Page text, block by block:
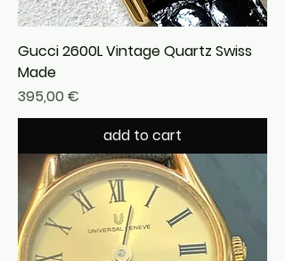
Gucci 2600L Vintage Quartz Swiss
Made
Precio
395,00 €
add to cart